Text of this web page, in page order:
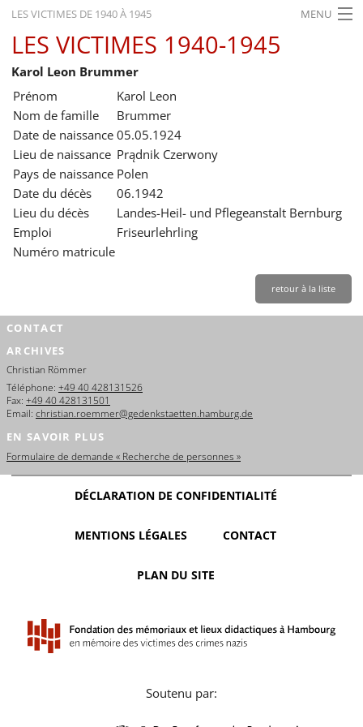
LES VICTIMES DE 1940 À 1945 MENU
ACCUEIL
ACTUALITÉS
EXPOSITIONS
HISTORIQUE
FORMATION
RECHERCHE
SERVICE
LES VICTIMES 1940-1945
Karol Leon Brummer
Prénom
Karol Leon
Nom de famille
Brummer
Date de naissance 05.05.1924
Lieu de naissance Prądnik Czerwony
Pays de naissance Polen
Date du décès
06.1942
Lieu du décès
Landes-Heil- und Pflegeanstalt Bernburg
Emploi
Friseurlehrling
Numéro matricule
retour à la liste
CONTACT
ARCHIVES
Christian Römmer
Téléphone: +49 40 428131526
Fax: +49 40 428131501
Email: christian.roemmer@gedenkstaetten.hamburg.de
EN SAVOIR PLUS
Formulaire de demande « Recherche de personnes »
DÉCLARATION DE CONFIDENTIALITÉ
MENTIONS LÉGALES CONTACT
PLAN DU SITE
Soutenu par: